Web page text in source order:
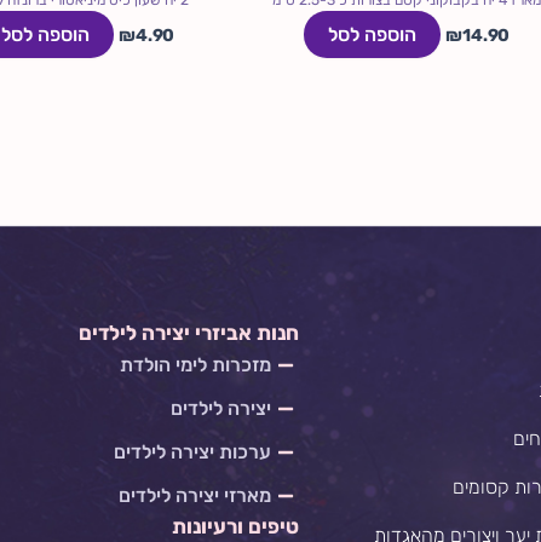
₪14.90 הוספה לסל ₪4.90 הוספה לסל
קסומים
יער ויצורים מהאגדות
חנות אביזרי יצירה לילדים
מזכרות לימי הולדת
יצירה לילדים
ערכות יצירה לילדים
מארזי יצירה לילדים
טיפים ורעיונות